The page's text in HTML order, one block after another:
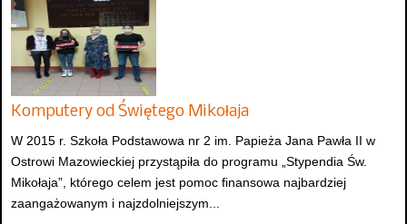
Komputery od Świętego Mikołaja
W 2015 r. Szkoła Podstawowa nr 2 im. Papieża Jana Pawła II w
Ostrowi Mazowieckiej przystąpiła do programu „Stypendia Św.
Mikołaja”, którego celem jest pomoc finansowa najbardziej
zaangażowanym i najzdolniejszym...